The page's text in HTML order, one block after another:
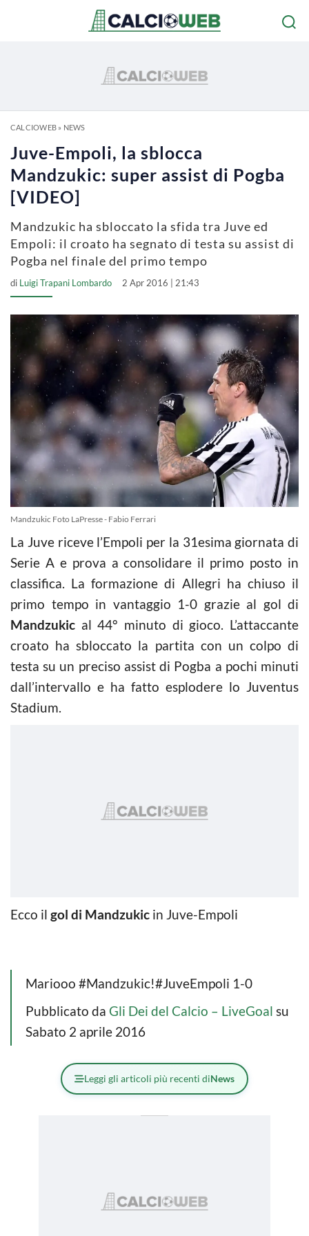
CALCIOWEB» NEWS
Juve-Empoli, la sblocca
Mandzukic: super assist di Pogba
[VIDEO]
Mandzukic ha sbloccato la sfida tra Juve ed
Empoli: il croato ha segnato di testa su assist di
Pogba nel finale del primo tempo
di Luigi Trapani Lombardo 2 Apr 2016 | 21:43
Mandzukic Foto LaPresse - Fabio Ferrari
La Juve riceve l’Empoli per la 31esima giornata di
Serie A e prova a consolidare il primo posto in
classifica. La formazione di Allegri ha chiuso il
primo tempo in vantaggio 1-0 grazie al gol di
Mandzukic al 44° minuto di gioco. L’attaccante
croato ha sbloccato la partita con un colpo di
testa su un preciso assist di Pogba a pochi minuti
dall’intervallo e ha fatto esplodere lo Juventus
Stadium.
Ecco il gol di Mandzukic in Juve-Empoli
Mariooo #Mandzukic!#JuveEmpoli 1-0
Pubblicato da Gli Dei del Calcio – LiveGoal su
Sabato 2 aprile 2016
Leggi gli articoli più recenti diNews